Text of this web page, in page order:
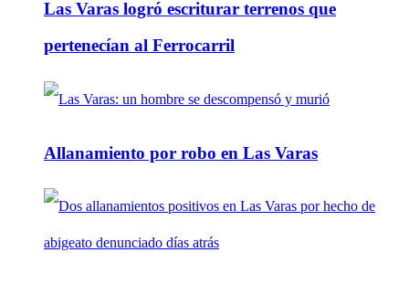
Las Varas logró escriturar terrenos que
pertenecían al Ferrocarril
Allanamiento por robo en Las Varas